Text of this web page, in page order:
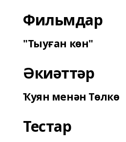
Фильмдар
"Тыуған көн"
Әкиәттәр
Ҡуян менән Төлкө
Тестар